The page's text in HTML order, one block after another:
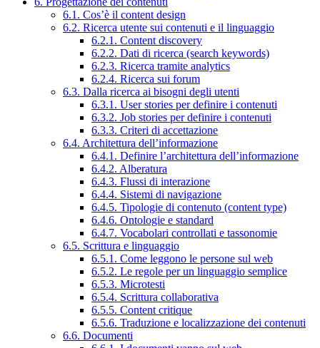
6.1. Cos’è il content design
6.2. Ricerca utente sui contenuti e il linguaggio
6.2.1. Content discovery
6.2.2. Dati di ricerca (search keywords)
6.2.3. Ricerca tramite analytics
6.2.4. Ricerca sui forum
6.3. Dalla ricerca ai bisogni degli utenti
6.3.1. User stories per definire i contenuti
6.3.2. Job stories per definire i contenuti
6.3.3. Criteri di accettazione
6.4. Architettura dell’informazione
6.4.1. Definire l’architettura dell’informazione
6.4.2. Alberatura
6.4.3. Flussi di interazione
6.4.4. Sistemi di navigazione
6.4.5. Tipologie di contenuto (content type)
6.4.6. Ontologie e standard
6.4.7. Vocabolari controllati e tassonomie
6.5. Scrittura e linguaggio
6.5.1. Come leggono le persone sul web
6.5.2. Le regole per un linguaggio semplice
6.5.3. Microtesti
6.5.4. Scrittura collaborativa
6.5.5. Content critique
6.5.6. Traduzione e localizzazione dei contenuti
6.6. Documenti